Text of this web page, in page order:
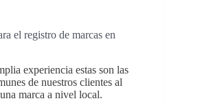
el registro de marcas en
experiencia estas son las
de nuestros clientes al
marca a nivel local.